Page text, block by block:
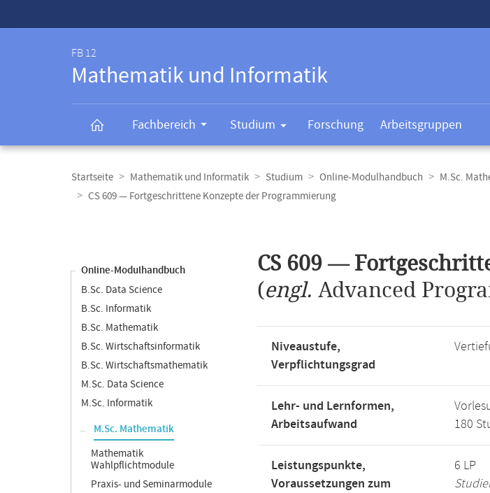
FB 12
Mathematik und Informatik
Fachbereich Studium Forschung Arbeitsgruppen
Navigation
Startseite Mathematik und Informatik Studium Online-Modulhandbuch M.Sc.
CS 609 — Fortgeschrittene Konzepte der Programmierung
Online-Modulhandbuch
B.Sc. Data Science
B.Sc. Informatik
B.Sc. Mathematik
B.Sc. Wirtschaftsinformatik
B.Sc. Wirtschaftsmathematik
M.Sc. Data Science
M.Sc. Informatik
M.Sc. Mathematik
Mathematik
Wahlpflichtmodule
Praxis- und Seminarmodule
CS 609 —
(engl. Advanced
Niveaustufe,
Verpflichtungsgrad
Lehr- und Lernformen,
Arbeitsaufwand
180
Leistungspunkte,
Voraussetzungen zum
6 LP